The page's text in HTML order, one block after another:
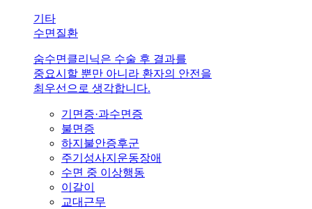
기타
수면질환
숨수면클리닉은 수술 후 결과를
중요시할 뿐만 아니라 환자의 안전을
최우선으로 생각합니다.
기면증·과수면증
불면증
하지불안증후군
주기성사지운동장애
수면 중 이상행동
이갈이
교대근무